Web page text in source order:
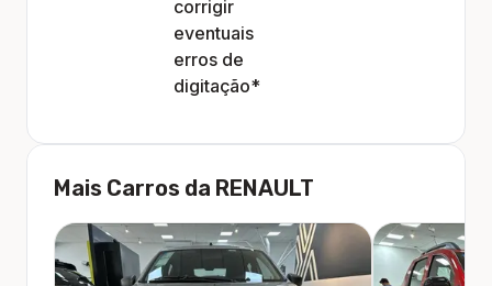
corrigir
eventuais
erros de
digitação*
Mais Carros da RENAULT